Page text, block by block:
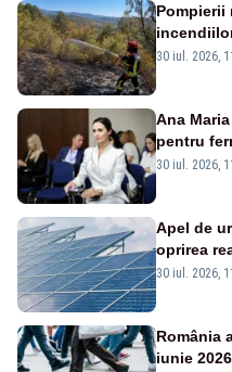
Pompierii
30 iul. 2026,
Ana
pentru
disperați,
30 iul. 2026,
Apel de
oprirea
România
30 iul. 2026,
România
iunie